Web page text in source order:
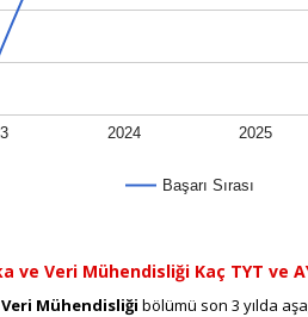
Başarı Sırası
2024 2025
ve Veri Mühendisliği Kaç TYT ve
Mühendisliği bölümü son 3 yılda